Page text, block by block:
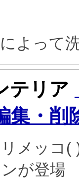
よって
テリア
集・削
メッコ
が登場